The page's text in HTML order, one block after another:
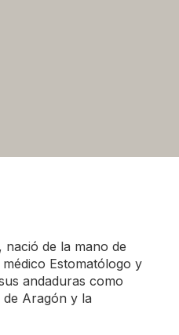
de la mano de
Estomatólogo y
andaduras como
de Aragón y la